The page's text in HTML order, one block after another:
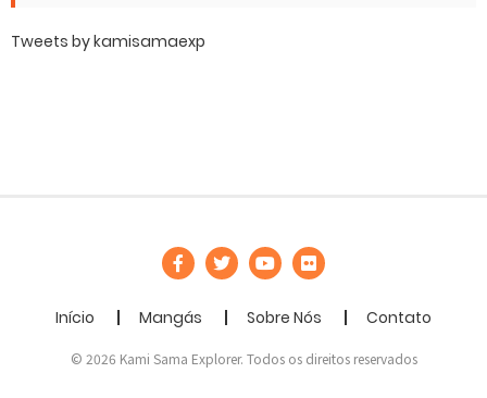
Tweets by kamisamaexp
Início Mangás Sobre Nós Contato
© 2026 Kami Sama Explorer. Todos os direitos reservados